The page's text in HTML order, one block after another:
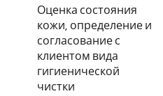
Оценка состояния
кожи, определение и
согласование с
клиентом вида
гигиенической
чистки